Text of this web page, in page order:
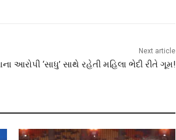
Next article
આરોપી ‘સાધુ’ સાથે રહેતી મહિલા ભેદી રીતે ગૂમ!